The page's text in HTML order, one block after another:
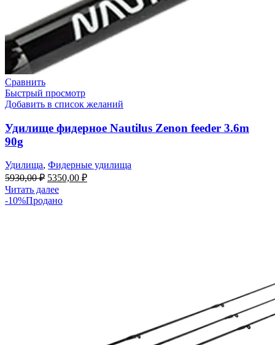
Сравнить
Быстрый просмотр
Добавить в список желаний
Удилище фидерное Nautilus Zenon feeder 3.6m
90g
Удилища, Фидерные удилища
5930,00₽ 5350,00 ₽
Читать далее
-10%Продано